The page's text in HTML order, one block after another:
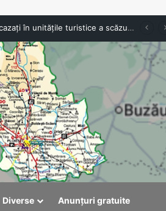
Turismul intern pierde teren în 2026. Numărul românilor cazați în unitățile turistice a scăzut cu 6,8% în primul semestru
Diverse Anunțuri gratuite